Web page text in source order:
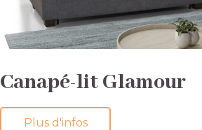
Canapé-lit Glamour
Plus d'infos